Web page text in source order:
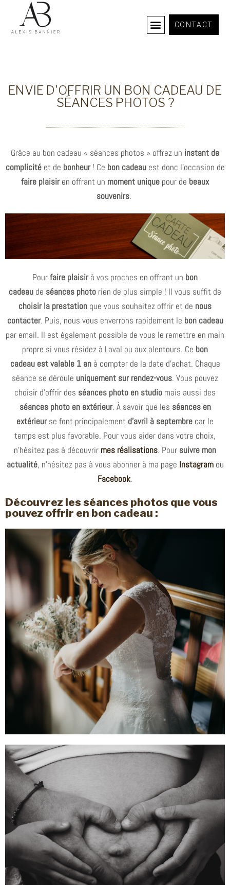
CONTACT
ENVIE D'OFFRIR UN BON CADEAU DE
SÉANCES PHOTOS ?
Grâce au bon cadeau « séances photos » offrez un instant de
complicitéet de bonheur! Ce bon cadeauest donc l’occasion de
faire plaisiren offrant un moment unique pour de beaux
souvenirs.
Pourfaire plaisirà vos proches en offrant un bon
cadeau de séances photo rien de plus simple ! Il vous suffit de
choisir la prestation que vous souhaitez offrir et de nous
contacter. Puis, nous vous enverrons rapidement le bon cadeau
par email. Il est également possible de vous le remettre en main
propre si vous résidez à Laval ou aux alentours. Ce bon
cadeau est valable 1 anà compter de la date d’achat. Chaque
séance se déroule uniquement sur rendez-vous. Vous pouvez
choisir d’offrir des séances photo en studio mais aussi des
séances photo en extérieur. À savoir que les séances en
extérieurse font principalement d’avril à septembre car le
temps est plus favorable. Pour vous aider dans votre choix,
n’hésitez pas à découvrir mes réalisations. Pour suivre mon
actualité, n’hésitez pas à vous abonner à ma page Instagramou
Facebook.
Découvrez les séances photos que vous
pouvez offrir en bon cadeau :
BON CADEAU
Offrez un beau cadeau pour le plus
beau jour de leur vie
CONTACTEZ-MOI